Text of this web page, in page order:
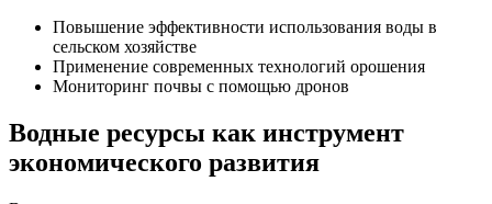
Повышение эффективности использования воды в
сельском хозяйстве
Применение современных технологий орошения
Мониторинг почвы с помощью дронов
Водные ресурсы как инструмент
экономического развития